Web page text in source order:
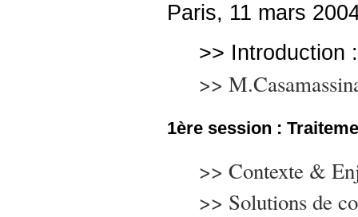
Paris, 11 mars
>> Introduction
>>
1ère session :
>> Contexte &
>> Solutions de